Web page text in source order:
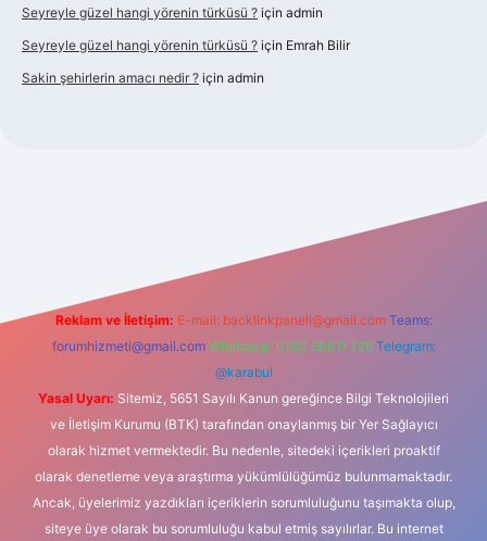
Seyreyle güzel hangi yörenin türküsü ? için admin
Seyreyle güzel hangi yörenin türküsü ? için Emrah Bilir
Sakin şehirlerin amacı nedir ? için admin
Reklam ve İletişim: E-mail: backlinkpaneli@gmail.com Teams:
forumhizmeti@gmail.com Whatsapp: 0262 606 0 726 Telegram:
@karabul
Yasal Uyarı: Sitemiz, 5651 Sayılı Kanun gereğince Bilgi Teknolojileri
ve İletişim Kurumu (BTK) tarafından onaylanmış bir Yer Sağlayıcı
olarak hizmet vermektedir. Bu nedenle, sitedeki içerikleri proaktif
olarak denetleme veya araştırma yükümlülüğümüz bulunmamaktadır.
Ancak, üyelerimiz yazdıkları içeriklerin sorumluluğunu taşımakta olup,
siteye üye olarak bu sorumluluğu kabul etmiş sayılırlar. Bu internet